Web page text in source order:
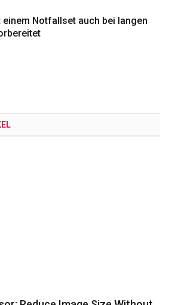
einem Notfallset auch bei langen